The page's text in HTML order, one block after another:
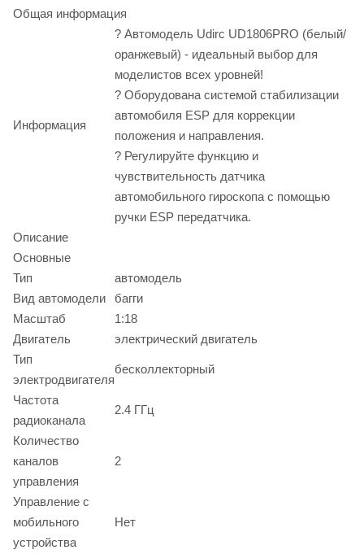
Общая информация
Информация
? Автомодель Udirc UD1806PRO (белый/
оранжевый) - идеальный выбор для
моделистов всех уровней!
? Оборудована системой стабилизации
автомобиля ESP для коррекции
положения и направления.
? Регулируйте функцию и
чувствительность датчика
автомобильного гироскопа с помощью
ручки ESP передатчика.
Описание
Основные
Тип
автомодель
Вид автомодели
багги
Масштаб
1:18
Двигатель
электрический двигатель
Тип
электродвигателя
бесколлекторный
Частота
радиоканала
2.4 ГГц
Количество
каналов
управления
2
Управление с
мобильного
устройства
Нет